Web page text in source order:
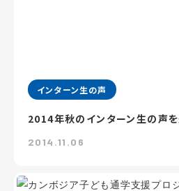
インターン生の声
2014年秋のインターン生の声
2014.11.06